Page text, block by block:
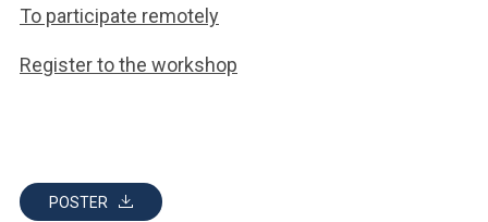
To participate remotely
Register to the workshop
POSTER